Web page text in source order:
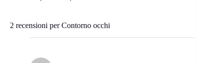
2 recensioni perContorno occhi